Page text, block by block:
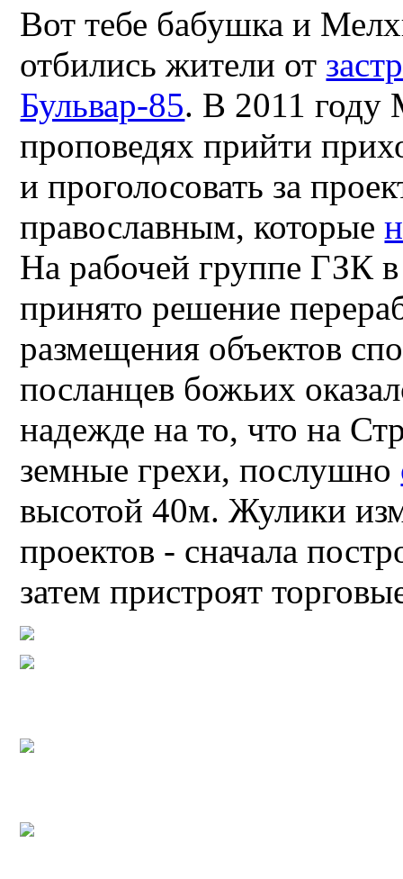
Вот тебе бабушка и
отбились жители от
Бульвар-85. В 2011 году
проповедях прийти
и проголосовать за
православным, которые
На рабочей группе ГЗК
принято решение
размещения объектов
посланцев божьих
надежде на то, что на
земные грехи, послушно
высотой 40м. Жулики
проектов - сначала
затем пристроят